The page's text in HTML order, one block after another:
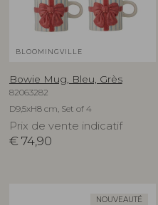
BLOOMINGVILLE
Bowie Mug, Bleu, Grès
82063282
D9,5xH8 cm, Set of 4
Prix de vente indicatif
€ 74,90
NOUVEAUTÉ